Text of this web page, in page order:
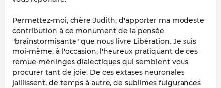
Permettez-moi, chère Judith, d'apporter ma modeste
contribution à ce monument de la pensée
"brainstormisante" que nous livre Libération. Je suis
moi-même, à l'occasion, l'heureux pratiquant de ces
remue-méninges dialectiques qui semblent vous
procurer tant de joie. De ces extases neuronales
jaillissent, de temps à autre, de sublimes fulgurances